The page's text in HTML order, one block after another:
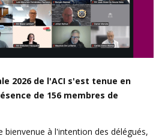
2026 de l'ACI s'est tenue en
de 156 membres de
bienvenue à l'intention des délégués,